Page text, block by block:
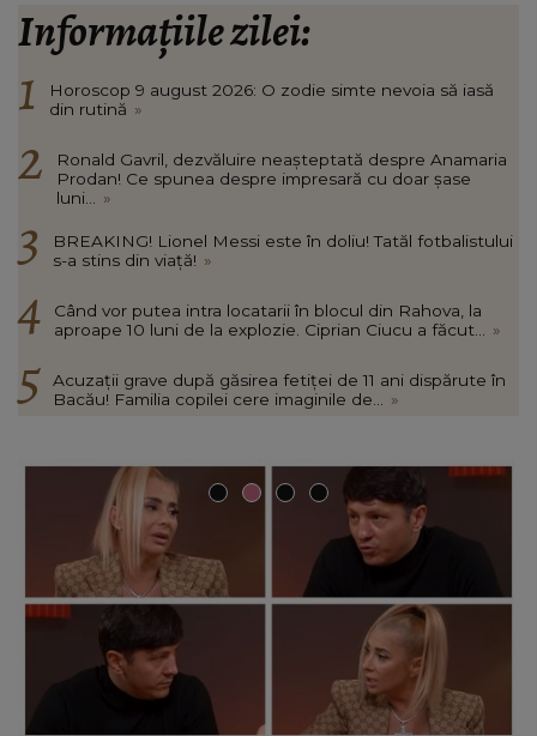
Informațiile zilei:
Horoscop 9 august 2026: O zodie simte nevoia să iasă
din rutină »
Ronald Gavril, dezvăluire neașteptată despre Anamaria
Prodan! Ce spunea despre impresară cu doar șase
luni... »
BREAKING! Lionel Messi este în doliu! Tatăl fotbalistului
s-a stins din viață! »
Când vor putea intra locatarii în blocul din Rahova, la
aproape 10 luni de la explozie. Ciprian Ciucu a făcut... »
Acuzații grave după găsirea fetiței de 11 ani dispărute în
Bacău! Familia copilei cere imaginile de... »